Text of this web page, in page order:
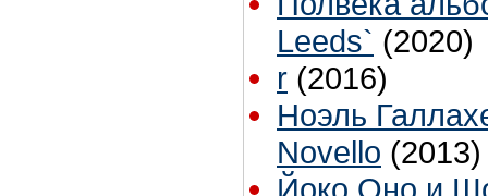
Leeds` (2020)
r (2016)
Ноэль
Novello (2013)